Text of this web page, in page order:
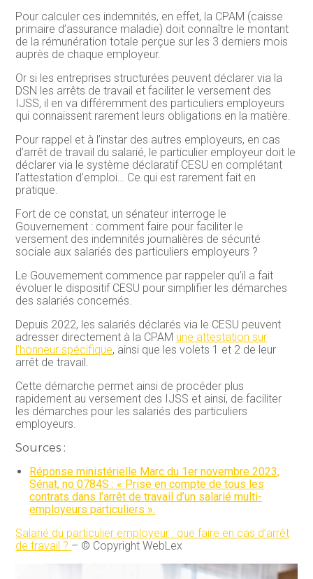
Pour calculer ces indemnités, en effet, la CPAM (caisse
primaire d’assurance maladie) doit connaître le montant
de la rémunération totale perçue sur les 3 derniers mois
auprès de chaque employeur.
Or si les entreprises structurées peuvent déclarer via la
DSN les arrêts de travail et faciliter le versement des
IJSS, il en va différemment des particuliers employeurs
qui connaissent rarement leurs obligations en la matière.
Pour rappel et à l’instar des autres employeurs, en cas
d’arrêt de travail du salarié, le particulier employeur doit le
déclarer via le système déclaratif CESU en complétant
l’attestation d’emploi… Ce qui est rarement fait en
pratique.
Fort de ce constat, un sénateur interroge le
Gouvernement : comment faire pour faciliter le
versement des indemnités journalières de sécurité
sociale aux salariés des particuliers employeurs ?
Le Gouvernement commence par rappeler qu’il a fait
évoluer le dispositif CESU pour simplifier les démarches
des salariés concernés.
Depuis 2022, les salariés déclarés via le CESU peuvent
adresser directement à la CPAM une attestation sur
l’honneur spécifique, ainsi que les volets 1 et 2 de leur
arrêt de travail.
Cette démarche permet ainsi de procéder plus
rapidement au versement des IJSS et ainsi, de faciliter
les démarches pour les salariés des particuliers
employeurs.
Sources :
Réponse ministérielle Marc du 1er novembre 2023,
Sénat, no 0784S : « Prise en compte de tous les
contrats dans l’arrêt de travail d’un salarié multi-
employeurs particuliers ».
Salarié du particulier employeur : que faire en cas d’arrêt
de travail ? – © Copyright WebLex